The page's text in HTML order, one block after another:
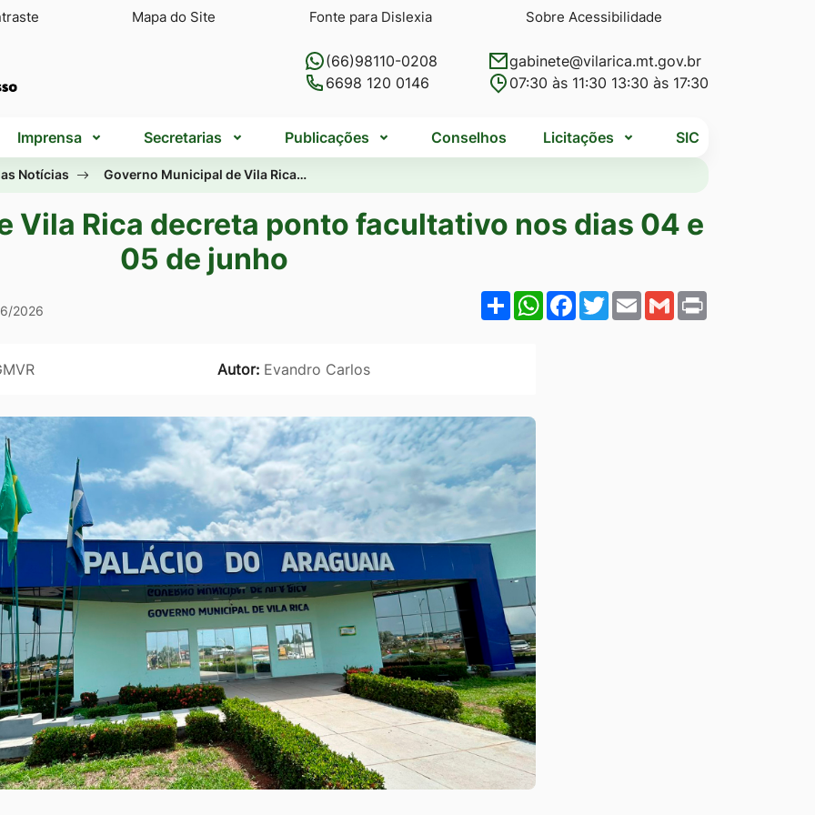
Mapa do Site Fonte para Dislexia Sobre Acessibilidade
(66)98110-0208
6698 120 0146
gabinete@vilarica.mt.gov.br
07:30 às 11:30 13:30 às 17:30
Imprensa Secretarias Publicações Conselhos Licitações SIC
Notícias Governo Municipal de Vila Rica…
Vila Rica decreta ponto facultativo nos dias 04 e
05 de junho
2026
ShareWhatsApp
Facebook
Twitter
EmailGmail
Autor: Evandro Carlos